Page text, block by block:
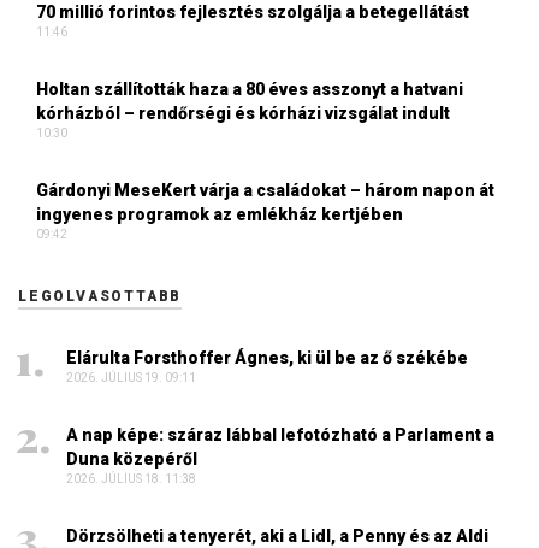
70 millió forintos fejlesztés szolgálja a betegellátást
11:46
Holtan szállították haza a 80 éves asszonyt a hatvani
kórházból – rendőrségi és kórházi vizsgálat indult
10:30
Gárdonyi MeseKert várja a családokat – három napon át
ingyenes programok az emlékház kertjében
09:42
LEGOLVASOTTABB
Elárulta Forsthoffer Ágnes, ki ül be az ő székébe
2026. JÚLIUS 19. 09:11
A nap képe: száraz lábbal lefotózható a Parlament a
Duna közepéről
2026. JÚLIUS 18. 11:38
Dörzsölheti a tenyerét, aki a Lidl, a Penny és az Aldi